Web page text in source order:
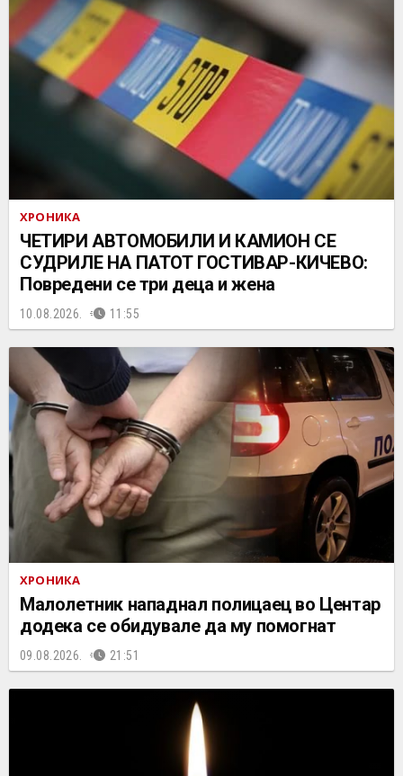
ХРОНИКА
ЧЕТИРИ АВТОМОБИЛИ И КАМИОН СЕ
СУДРИЛЕ НА ПАТОТ ГОСТИВАР-КИЧЕВО:
Повредени се три деца и жена
10.08.2026. 11:55
ХРОНИКА
Малолетник нападнал полицаец во Центар
додека се обидувале да му помогнат
09.08.2026. 21:51